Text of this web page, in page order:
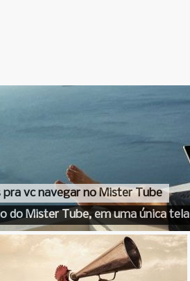
pra vc navegar no Mister Tube
do Mister Tube, em uma única tela